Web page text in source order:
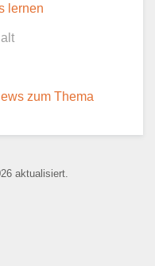
lernen
zum Thema
aktualisiert.